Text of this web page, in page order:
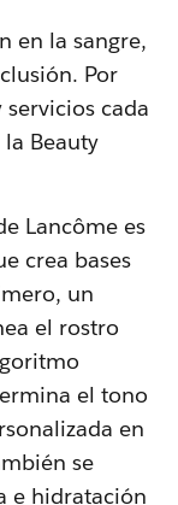
en la sangre,
Por
cada
Beauty
Lancôme es
crea bases
un
el rostro
el tono
en
se
e hidratación